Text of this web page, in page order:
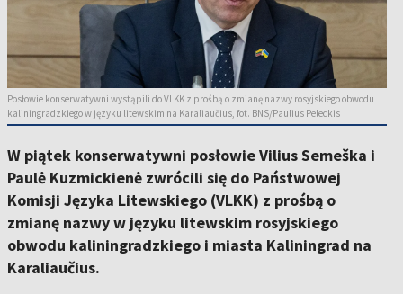
Posłowie konserwatywni wystąpili do VLKK z prośbą o zmianę nazwy rosyjskiego obwodu
kaliningradzkiego w języku litewskim na Karaliaučius, fot. BNS/Paulius Peleckis
W piątek konserwatywni posłowie Vilius Semeška i
Paulė Kuzmickienė zwrócili się do Państwowej
Komisji Języka Litewskiego (VLKK) z prośbą o
zmianę nazwy w języku litewskim rosyjskiego
obwodu kaliningradzkiego i miasta Kaliningrad na
Karaliaučius.